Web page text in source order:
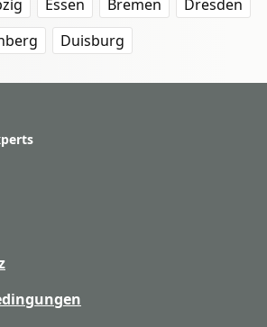
Essen Bremen
Dresden
Duisburg